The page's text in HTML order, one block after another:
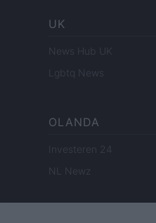
UK
News Hub UK
Lgbtq News
OLANDA
Investeren 24
NL Newz